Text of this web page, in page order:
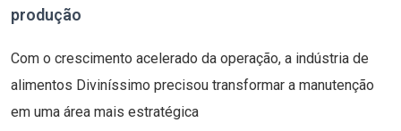
produção
Com o crescimento acelerado da operação, a indústria de
alimentos Diviníssimo precisou transformar a manutenção
em uma área mais estratégica